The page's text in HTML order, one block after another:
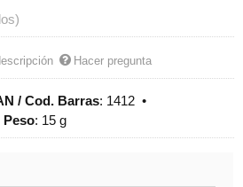
Hacer pregunta
/ Cod. Barras: 1412 •
Peso: 15 g